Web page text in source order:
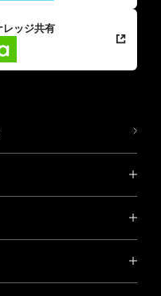
レッジ共有